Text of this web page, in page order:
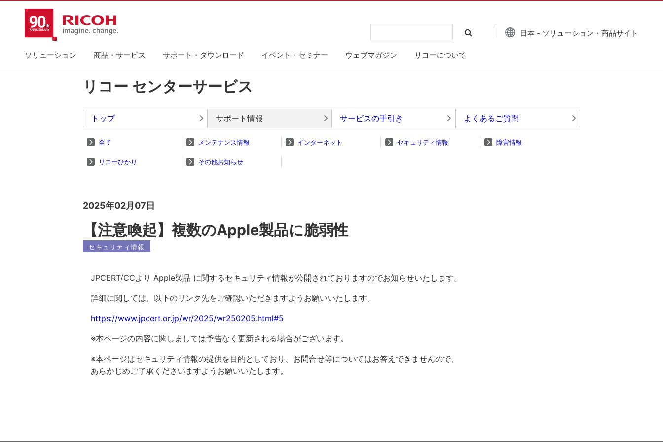
ソリューション 商品・サービス サポート・ダウンロード イベント・セミナー ウェブマガジン リコーについて
日本 - ソリューション・商品サイト
リコー センターサービス
トップ サポート情報 サービスの手引き よくあるご質問
全て メンテナンス情報 インターネット セキュリティ情報 障害情報
リコーひかり その他お知らせ
2025年02月07日
【注意喚起】複数のApple製品に脆弱性
セキュリティ情報
JPCERT/CCより Apple製品 に関するセキュリティ情報が公開されておりますのでお知らせいたします。
詳細に関しては、以下のリンク先をご確認いただきますようお願いいたします。
https://www.jpcert.or.jp/wr/2025/wr250205.html#5
※本ページの内容に関しましては予告なく更新される場合がございます。
※本ページはセキュリティ情報の提供を目的としており、お問合せ等についてはお答えできませんので、
あらかじめご了承くださいますようお願いいたします。